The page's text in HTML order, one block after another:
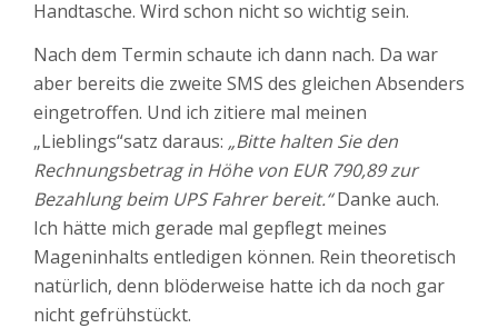
Handtasche. Wird schon nicht so wichtig sein.
Nach dem Termin schaute ich dann nach. Da war
aber bereits die zweite SMS des gleichen Absenders
eingetroffen. Und ich zitiere mal meinen
„Lieblings“satz daraus: „Bitte halten Sie den
Rechnungsbetrag in Höhe von EUR 790,89 zur
Bezahlung beim UPS Fahrer bereit.“Danke auch.
Ich hätte mich gerade mal gepflegt meines
Mageninhalts entledigen können. Rein theoretisch
natürlich, denn blöderweise hatte ich da noch gar
nicht gefrühstückt.